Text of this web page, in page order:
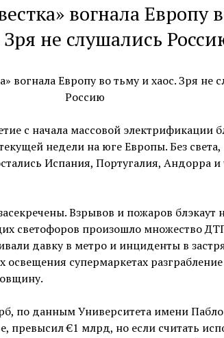
вогнала Европу
не слушались
с начала массовой электрификации
недели на юге Европы. Без света,
Испания, Португалия, Андорра и
Взрывов и пожаров блэкаут
светофоров произошло множество
давку в метро и инциденты в
супермаркетах разграбление
по данным Университета имени Пабло
превысил €1 млрд, но если считать